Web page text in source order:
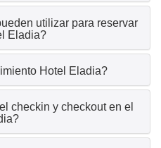
utilizar para reservar
Eladia?
Hotel Eladia?
checkin y checkout en el